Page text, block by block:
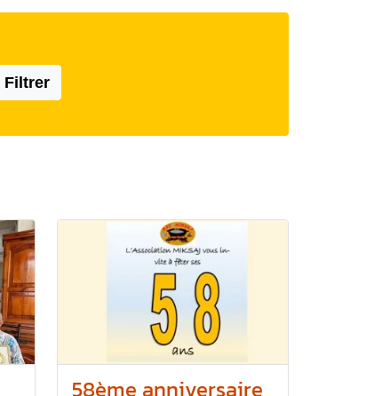
Filtrer
58ème anniversaire